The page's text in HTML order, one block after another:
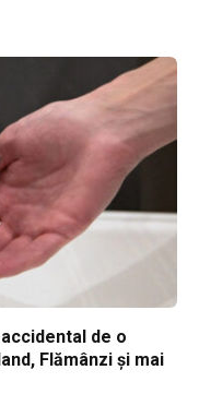
de o
Flămânzi și mai